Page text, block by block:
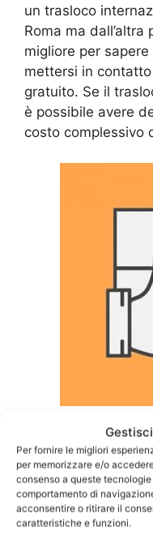
Per fornire le migliori
per memorizzare e/o
consenso a queste
comportamento di
acconsentire o ritirare il
caratteristiche e funzioni.
un trasloco
Roma ma
migliore per sapere
mettersi in
gratuito. Se il
è possibile avere
costo complessivo
Costi per
Trasloco Fai
Trasloco Fai
Trasloco Fai